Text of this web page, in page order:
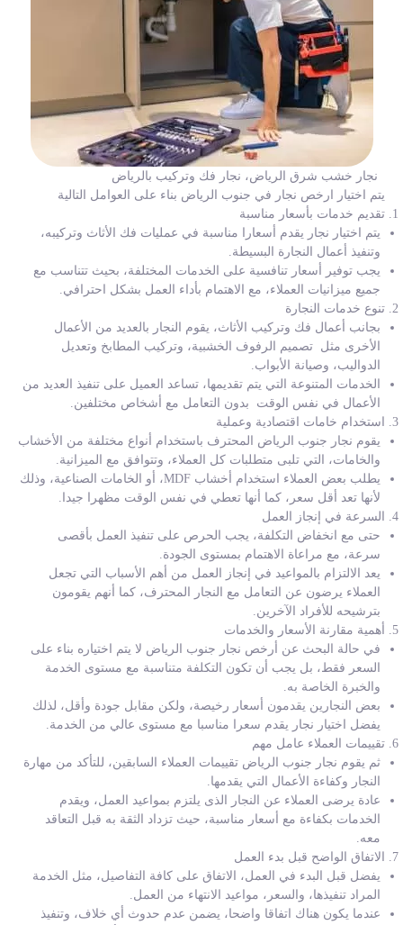
نجار خشب شرق الرياض، نجار فك وتركيب بالرياض
يتم اختيار ارخص نجار في جنوب الرياض بناء على العوامل التالية
تقديم خدمات بأسعار مناسبة
يتم اختيار نجار يقدم أسعارا مناسبة في عمليات فك الأثاث وتركيبه،
وتنفيذ أعمال النجارة البسيطة.
يجب توفير أسعار تنافسية على الخدمات المختلفة، بحيث تتناسب مع
جميع ميزانيات العملاء، مع الاهتمام بأداء العمل بشكل احترافي.
تنوع خدمات النجارة
بجانب أعمال فك وتركيب الأثاث، يقوم النجار بالعديد من الأعمال
الأخرى مثل تصميم الرفوف الخشبية، وتركيب المطابخ وتعديل
الدواليب، وصيانة الأبواب.
الخدمات المتنوعة التي يتم تقديمها، تساعد العميل على تنفيذ العديد من
الأعمال في نفس الوقت بدون التعامل مع أشخاص مختلفين.
استخدام خامات اقتصادية وعملية
يقوم نجار جنوب الرياض المحترف باستخدام أنواع مختلفة من الأخشاب
والخامات، التي تلبى متطلبات كل العملاء، وتتوافق مع الميزانية.
يطلب بعض العملاء استخدام أخشاب MDF، أو الخامات الصناعية، وذلك
لأنها تعد أقل سعر، كما أنها تعطي في نفس الوقت مظهرا جيدا.
السرعة في إنجاز العمل
حتى مع انخفاض التكلفة، يجب الحرص على تنفيذ العمل بأقصى
سرعة، مع مراعاة الاهتمام بمستوى الجودة.
يعد الالتزام بالمواعيد في إنجاز العمل من أهم الأسباب التي تجعل
العملاء يرضون عن التعامل مع النجار المحترف، كما أنهم يقومون
بترشيحه للأفراد الآخرين.
أهمية مقارنة الأسعار والخدمات
في حالة البحث عن أرخص نجار جنوب الرياض لا يتم اختياره بناء على
السعر فقط، بل يجب أن تكون التكلفة متناسبة مع مستوى الخدمة
والخبرة الخاصة به.
بعض النجارين يقدمون أسعار رخيصة، ولكن مقابل جودة وأقل، لذلك
يفضل اختيار نجار يقدم سعرا مناسبا مع مستوى عالي من الخدمة.
تقييمات العملاء عامل مهم
ثم يقوم نجار جنوب الرياض تقييمات العملاء السابقين، للتأكد من مهارة
النجار وكفاءة الأعمال التي يقدمها.
عادة يرضى العملاء عن النجار الذى يلتزم بمواعيد العمل، ويقدم
الخدمات بكفاءة مع أسعار مناسبة، حيث تزداد الثقة به قبل التعاقد
معه.
الاتفاق الواضح قبل بدء العمل
يفضل قبل البدء في العمل، الاتفاق على كافة التفاصيل، مثل الخدمة
المراد تنفيذها، والسعر، مواعيد الانتهاء من العمل.
عندما يكون هناك اتفاقا واضحا، يضمن عدم حدوث أي خلاف، وتنفيذ